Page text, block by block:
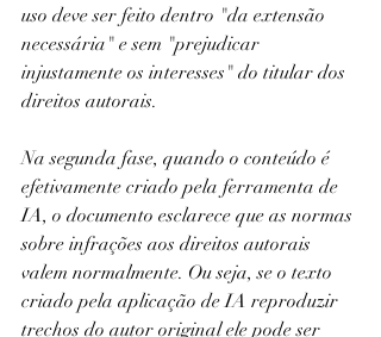
uso deve ser feito dentro "da extensão
necessária" e sem "prejudicar
injustamente os interesses" do titular dos
direitos autorais.
Na segunda fase, quando o conteúdo é
efetivamente criado pela ferramenta de
IA, o documento esclarece que as normas
sobre infrações aos direitos autorais
valem normalmente. Ou seja, se o texto
criado pela aplicação de IA reproduzir
trechos do autor original ele pode ser